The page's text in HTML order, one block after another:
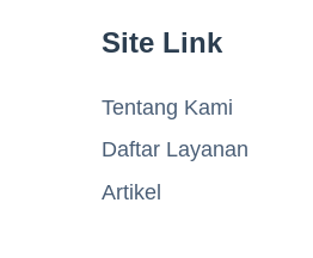
Site Link
Tentang Kami
Daftar Layanan
Artikel